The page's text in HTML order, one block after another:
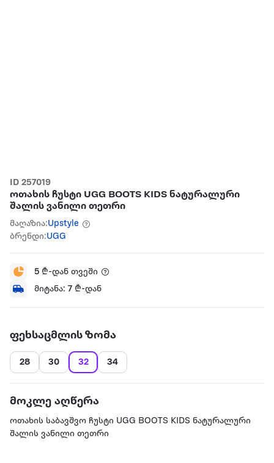
ID 257019
ოთახის ჩუსტი UGG BOOTS KIDS ნატურალური
შალის ვანილი თეთრი
მაღაზია:Upstyle
ბრენდი:UGG
5 ₾-დან თვეში
მიტანა: 7 ₾-დან
ფეხსაცმლის ზომა
28 30 32 34
მოკლე აღწერა
ოთახის საბავშვო ჩუსტი UGG BOOTS KIDS ნატურალური
შალის ვანილი თეთრი